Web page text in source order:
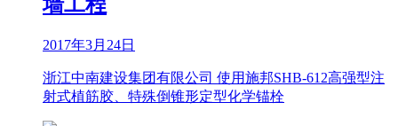
2017年3月24日
浙江中南建设集团有限公司 使用施邦SHB-612高强型注
射式植筋胶、特殊倒锥形定型化学锚栓